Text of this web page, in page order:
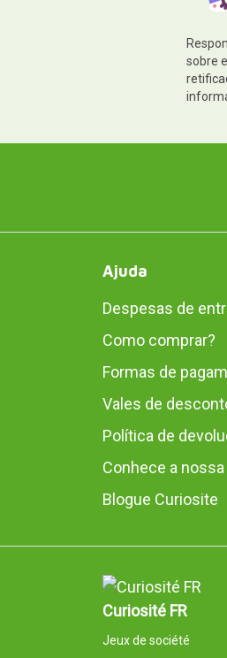
sobre
Ajuda
Despesas de
Como comprar?
Formas de
Vales de
Política de
Conhece a
Blogue Curiosite
Curiosité FR
Jeux de société